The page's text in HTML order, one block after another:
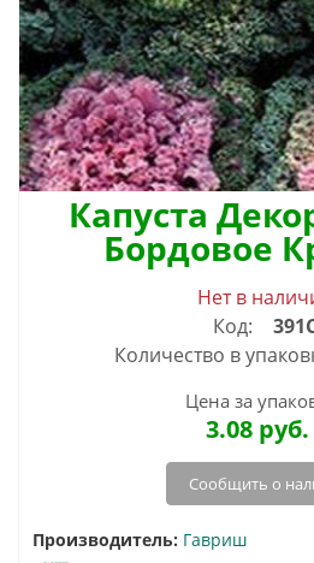
Капуста
Бордовое
Нет в
Код:
Количество в
Цена за
3.08 руб.
Сообщить о
Производитель: Гавриш